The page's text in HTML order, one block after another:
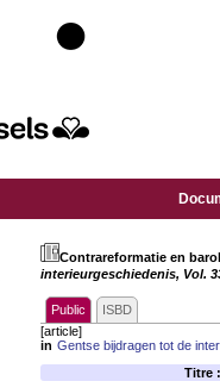
Contrareformatie en
interieurgeschiedenis, Vol.
Public
ISBD
[article]
in Gentse bijdragen tot de
Titre :